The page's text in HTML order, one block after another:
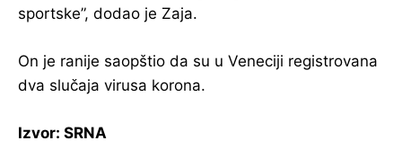
sportske”, dodao je Zaja.
On je ranije saopštio da su u Veneciji registrovana
dva slučaja virusa korona.
Izvor: SRNA